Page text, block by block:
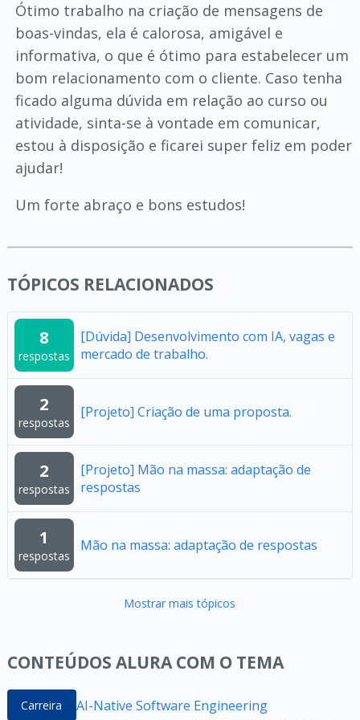
Ótimo trabalho na criação de mensagens de
boas-vindas, ela é calorosa, amigável e
informativa, o que é ótimo para estabelecer um
bom relacionamento com o cliente. Caso tenha
ficado alguma dúvida em relação ao curso ou
atividade, sinta-se à vontade em comunicar,
estou à disposição e ficarei super feliz em poder
ajudar!
Um forte abraço e bons estudos!
TÓPICOS RELACIONADOS
8
respostas
[Dúvida] Desenvolvimento com IA, vagas e
mercado de trabalho.
2
respostas
[Projeto] Criação de uma proposta.
2
respostas
[Projeto] Mão na massa: adaptação de
respostas
1
respostas
Mão na massa: adaptação de respostas
Mostrar mais tópicos
CONTEÚDOS ALURA COM O TEMA
Carreira AI-Native Software Engineering